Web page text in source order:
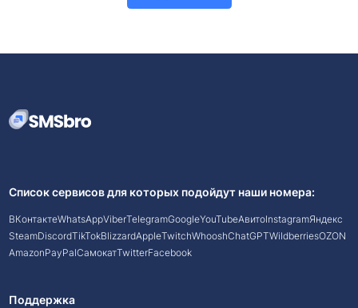
Список сервисов для которых подойдут наши номера:
ВКонтактеWhatsAppViberTelegramGoogleYouTubeАвитоInstagramЯндекс
SteamDiscordTikTokBlizzardAppleTwitchWhooshChatGPTWildberriesOZON
AmazonPayPalСамокатTwitterFacebook
Поддержка